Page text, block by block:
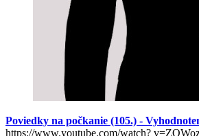
Poviedky na počkanie (105.) -
https://www.youtube.com/watch?